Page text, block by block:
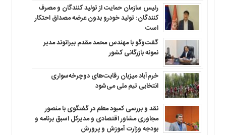
رئیس سازمان حمایت از تولید کنندگان و مصرف
کنندگان: تولید خودرو بدون عرضه مصداق احتکار
است
گفت‌وگو با مهندس محمد مقدم بیرانوند مدیر
نمونه بازرگانی کشور
خرم‌آباد میزبان رقابت‌های دوچرخه‌سواری
انتخابی تیم ملی می‌شود
نقد و بررسی کمبود معلم در گفتگوی با منصور
مجاوری مشاور اقتصادی و مدیرکل اسبق برنامه و
بودجه وزارت آموزش و پرورش